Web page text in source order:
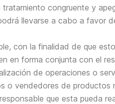
congruente y
llevarse a cabo a favor
con la finalidad de que
en forma conjunta con el
de operaciones o
o vendedores de
que esta pueda